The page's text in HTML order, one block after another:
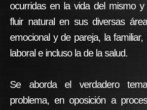
ocurridas en la vida del mismo
fluir natural en sus diversas
emocional y de pareja, la
laboral e incluso la de la salud.
Se aborda el verdadero
problema, en oposición a